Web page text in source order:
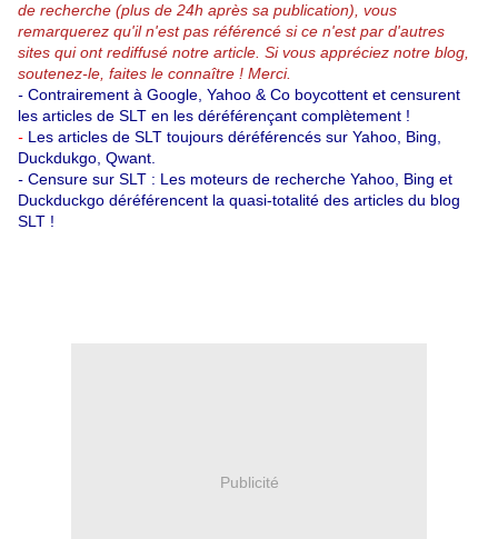
de recherche (plus de 24h après sa publication), vous
remarquerez qu'il n'est pas référencé si ce n'est par d'autres
sites qui ont rediffusé notre article. Si vous appréciez notre blog,
soutenez-le, faites le connaître ! Merci.
- Contrairement à Google, Yahoo & Co boycottent et censurent
les articles de SLT en les déréférençant complètement !
- Les articles de SLT toujours déréférencés sur Yahoo, Bing,
Duckdukgo, Qwant.
- Censure sur SLT : Les moteurs de recherche Yahoo, Bing et
Duckduckgo déréférencent la quasi-totalité des articles du blog
SLT !
Publicité